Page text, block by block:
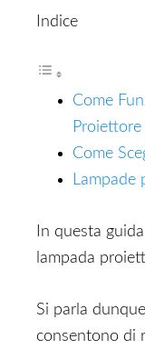
Indice
Come
Proiettore
Come
Lampade
In questa
lampada
Si parla
consentono di